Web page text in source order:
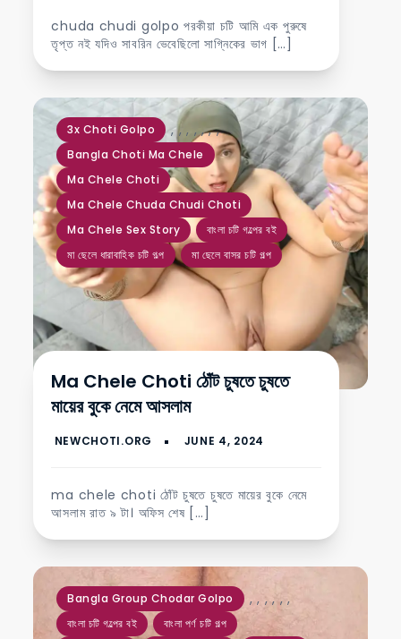
chuda chudi golpo পরকীয়া চটি আমি এক পুরুষে
তৃপ্ত নই যদিও সাবরিন ভেবেছিলো সাগ্নিকের ভাগ […]
3x Choti Golpo ,
Bangla Choti Ma Chele
,
Ma Chele Choti
,
Ma Chele Chuda Chudi Choti
,
Ma Chele Sex Story
,
বাংলা চটি গল্পের বই
,
মা ছেলে ধারাবাহিক চটি গল্প
,
মা ছেলে বাসর চটি গল্প
Ma Chele Choti ঠোঁট চুষতে চুষতে
মায়ের বুকে নেমে আসলাম
ma chele choti ঠোঁট চুষতে চুষতে মায়ের বুকে নেমে
আসলাম রাত ৯ টা। অফিস শেষ […]
Bangla Group Chodar Golpo ,
বাংলা চটি গল্পের বই
,
বাংলা পর্ণ চটি গল্প
,,, ,